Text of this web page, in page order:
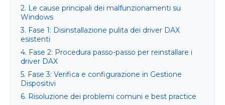
2. Le cause principali dei malfunzionamenti su
Windows
3. Fase 1: Disinstallazione pulita dei driver DAX
esistenti
4. Fase 2: Procedura passo-passo per reinstallare i
driver DAX
5. Fase 3: Verifica e configurazione in Gestione
Dispositivi
6. Risoluzione dei problemi comuni e best practice